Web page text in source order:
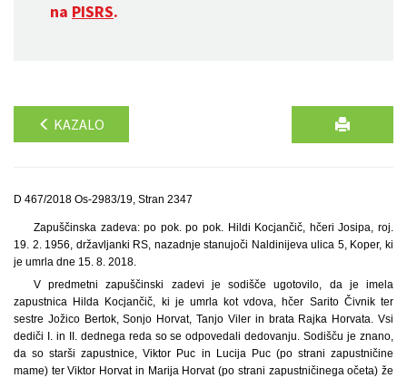
na PISRS.
KAZALO
D 467/2018 Os-2983/19, Stran 2347
Zapuščinska zadeva: po pok. po pok. Hildi Kocjančič, hčeri Josipa, roj.
19. 2. 1956, državljanki RS, nazadnje stanujoči Naldinijeva ulica 5, Koper, ki
je umrla dne 15. 8. 2018.
V predmetni zapuščinski zadevi je sodišče ugotovilo, da je imela
zapustnica Hilda Kocjančič, ki je umrla kot vdova, hčer Sarito Čivnik ter
sestre Jožico Bertok, Sonjo Horvat, Tanjo Viler in brata Rajka Horvata. Vsi
dediči I. in II. dednega reda so se odpovedali dedovanju. Sodišču je znano,
da so starši zapustnice, Viktor Puc in Lucija Puc (po strani zapustničine
mame) ter Viktor Horvat in Marija Horvat (po strani zapustničinega očeta) že